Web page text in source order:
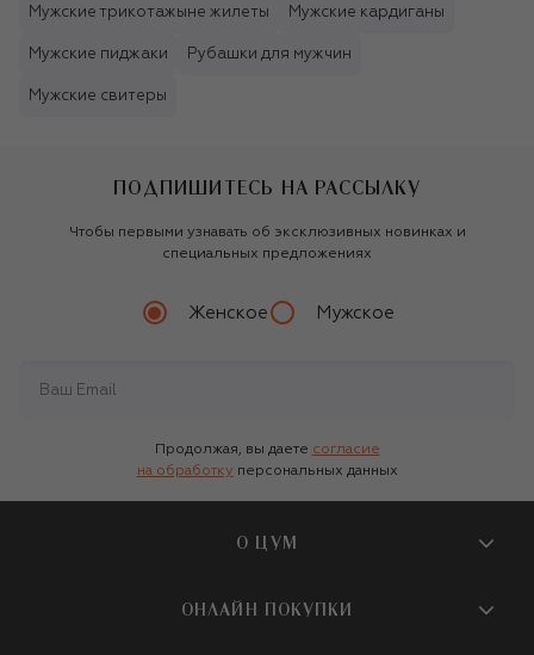
Мужские трикотажыне жилеты Мужские кардиганы
Мужские пиджаки Рубашки для мужчин
Мужские свитеры
ПОДПИШИТЕСЬ НА РАССЫЛКУ
Чтобы первыми узнавать об эксклюзивных новинках и
специальных предложениях
Женское Мужское
Продолжая, вы даете согласие
на обработку персональных данных
О ЦУМ
О магазине
ОНЛАЙН ПОКУПКИ